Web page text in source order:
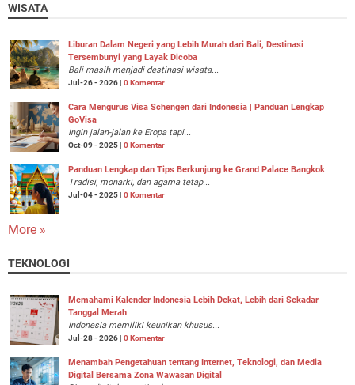
WISATA
Liburan Dalam Negeri yang Lebih Murah dari Bali, Destinasi
Tersembunyi yang Layak Dicoba
Bali masih menjadi destinasi wisata...
Jul-26 - 2026 | 0 Komentar
Cara Mengurus Visa Schengen dari Indonesia | Panduan Lengkap
GoVisa
Ingin jalan-jalan ke Eropa tapi...
Oct-09 - 2025 | 0 Komentar
Panduan Lengkap dan Tips Berkunjung ke Grand Palace Bangkok
Tradisi, monarki, dan agama tetap...
Jul-04 - 2025 | 0 Komentar
More »
TEKNOLOGI
Memahami Kalender Indonesia Lebih Dekat, Lebih dari Sekadar
Tanggal Merah
Indonesia memiliki keunikan khusus...
Jul-28 - 2026 | 0 Komentar
Menambah Pengetahuan tentang Internet, Teknologi, dan Media
Digital Bersama Zona Wawasan Digital